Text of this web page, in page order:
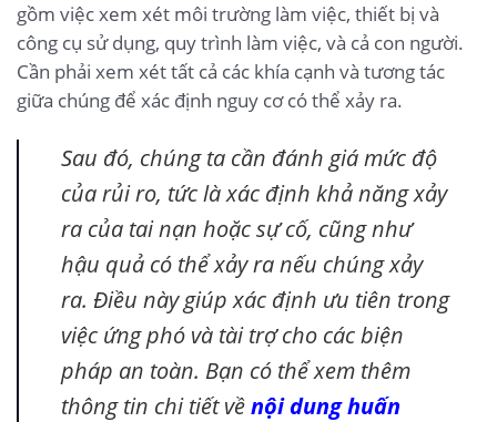
gồm việc xem xét môi trường làm việc, thiết bị và
công cụ sử dụng, quy trình làm việc, và cả con người.
Cần phải xem xét tất cả các khía cạnh và tương tác
giữa chúng để xác định nguy cơ có thể xảy ra.
Sau đó, chúng ta cần đánh giá mức độ
của rủi ro, tức là xác định khả năng xảy
ra của tai nạn hoặc sự cố, cũng như
hậu quả có thể xảy ra nếu chúng xảy
ra. Điều này giúp xác định ưu tiên trong
việc ứng phó và tài trợ cho các biện
pháp an toàn. Bạn có thể xem thêm
thông tin chi tiết vềnội dung huấn